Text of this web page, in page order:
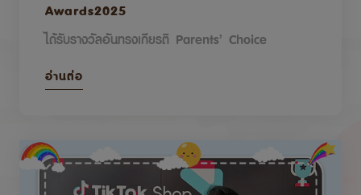
Awards2025
ได้รับรางวัลอันทรงเกียรติ Parents’ Choice
อ่านต่อ